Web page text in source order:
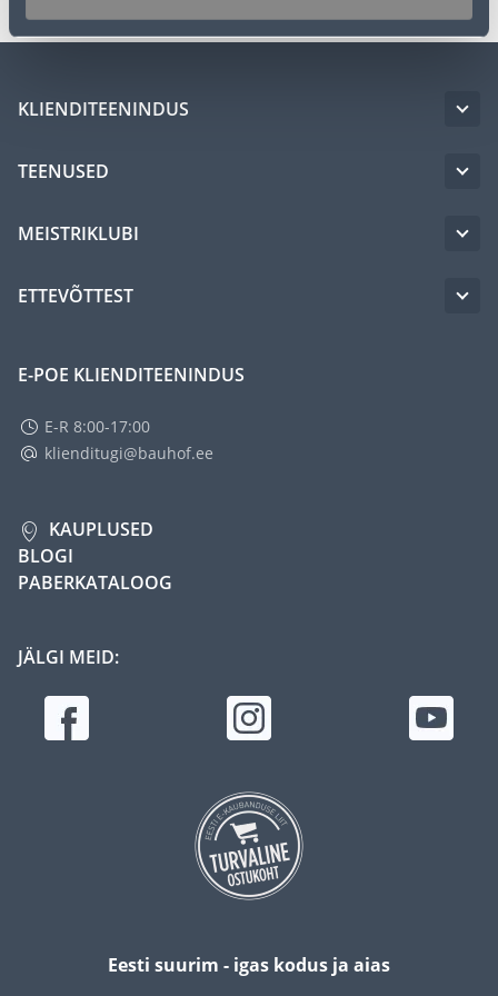
KLIENDITEENINDUS
TEENUSED
MEISTRIKLUBI
ETTEVÕTTEST
E-POE KLIENDITEENINDUS
E-R 8:00-17:00
klienditugi@bauhof.ee
KAUPLUSED
BLOGI
PABERKATALOOG
JÄLGI MEID:
Eesti suurim - igas kodus ja aias